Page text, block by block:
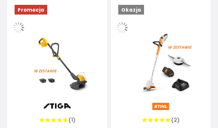
Promocja
(1)
Okazja
(2)